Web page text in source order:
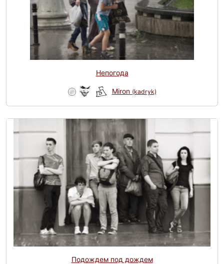
Непогода
Miron (kadryk)
Подождем под дождем